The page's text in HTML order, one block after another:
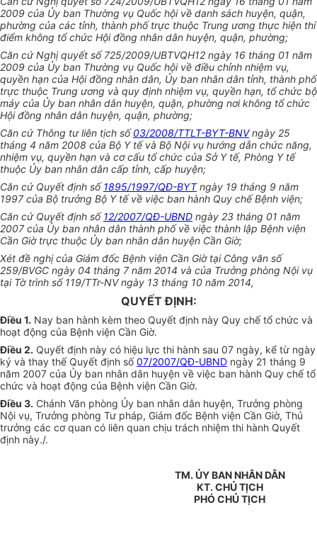
2009 của Ủy ban Thường vụ Quốc hội về danh sách huyện, quận,
phường của các tỉnh, thành phố trực thuộc Trung ương thực hiện thí
điểm không tổ chức Hội đồng nhân dân huyện, quận, phường;
Căn cứ Nghị quyết số 725/2009/UBTVQH12 ngày 16 tháng 01 năm
2009 của Ủy ban Thường vụ Quốc hội về điều chỉnh nhiệm vụ,
quyền hạn của Hội đồng nhân dân, Ủy ban nhân dân tỉnh, thành phố
trực thuộc Trung ương và quy định nhiệm vụ, quyền hạn, tổ chức bộ
máy của Ủy ban nhân dân huyện, quận, phường nơi không tổ chức
Hội đồng nhân dân huyện, quận, phường;
Căn cứ Thông tư liên tịch số03/2008/TTLT-BYT-BNVngày 25
tháng 4 năm 2008 của Bộ Y tế và Bộ Nội vụ hướng dẫn chức năng,
nhiệm vụ, quyền hạn và cơ cấu tổ chức của Sở Y tế, Phòng Y tế
thuộc Ủy ban nhân dân cấp tỉnh, cấp huyện;
Căn cứ Quyết định số1895/1997/QĐ-BYTngày 19 tháng 9 năm
1997 của Bộ trưởng Bộ Y tế về việc ban hành Quy chế Bệnh viện;
Căn cứ Quyết định số12/2007/QĐ-UBND ngày 23 tháng 01 năm
2007 của Ủy ban nhân dân thành phố về việc thành lập Bệnh viện
Cần Giờ trực thuộc Ủy ban nhân dân huyện Cần Giờ;
Xét đề nghị của Giám đốc Bệnh viện Cần Giờ tại Công văn số
259/BVGC ngày 04 tháng 7 năm 2014 và của Trưởng phòng Nội vụ
tại Tờ trình số 119/TTr-NV ngày 13 tháng 10 năm 2014,
QUYẾT ĐỊNH:
Điều 1. Nay ban hành kèm theo Quyết định này Quy chế tổ chức và
hoạt động của Bệnh viện Cần Giờ.
Điều 2. Quyết định này có hiệu lực thi hành sau 07 ngày, kể từ ngày
ký và thay thế Quyết định số07/2007/QĐ-UBND ngày 21 tháng 9
năm 2007 của Ủy ban nhân dân huyện về việc ban hành Quy chế tổ
chức và hoạt động của Bệnh viện Cần Giờ.
Điều 3. Chánh Văn phòng Ủy ban nhân dân huyện, Trưởng phòng
Nội vụ, Trưởng phòng Tư pháp, Giám đốc Bệnh viện Cần Giờ, Thủ
trưởng các cơ quan có liên quan chịu trách nhiệm thi hành Quyết
định này./.
TM. ỦY BAN NHÂN DÂN
KT. CHỦ TỊCH
PHÓ CHỦ TỊCH